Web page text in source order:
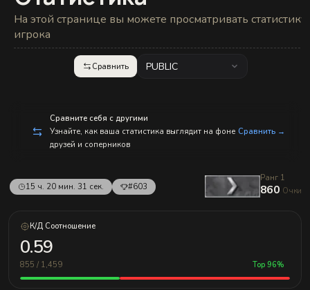
На этой странице вы можете просматривать статистику
игрока
Сравнить PUBLIC
Сравните себя с другими
Узнайте, как ваша статистика выглядит на фоне
друзей и соперников
Сравнить →
15 ч. 20 мин. 31 сек. #603
Ранг 1
860 Очки
К/Д Соотношение
0.59
855 / 1,459 Top 96%